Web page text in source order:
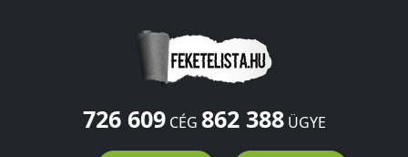
726 609CÉG 862 388ÜGYE